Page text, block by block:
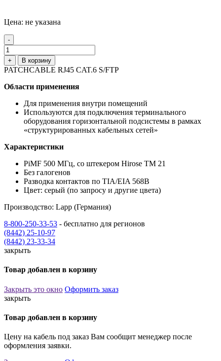
Цена: не указана
-
+ В корзину
PATCHCABLE RJ45 CAT.6 S/FTP
Области применения
Для применения внутри помещений
Используются для подключения терминального
оборудования горизонтальной подсистемы в рамках
«структурированных кабельных сетей»
Характеристики
PiMF 500 MГц, со штекером Hirose TM 21
Без галогенов
Разводка контактов по TIA/EIA 568B
Цвет: серый (по запросу и другие цвета)
Производство: Lapp (Германия)
8-800-250-33-53 - бесплатно для регионов
(8442) 25-10-97
(8442) 23-33-34
закрыть
Товар добавлен в корзину
Закрыть это окно Оформить заказ
закрыть
Товар добавлен в корзину
Цену на кабель под заказ Вам сообщит менеджер после
оформления заявки.